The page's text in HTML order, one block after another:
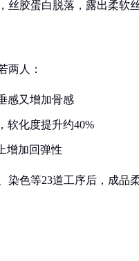
胶蛋白脱落，露出柔软
两人：
感又增加骨感
软化度提升约40%
增加回弹性
色等23道工序后，成品